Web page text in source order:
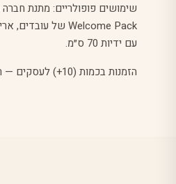
שימושים פופולריים: מתנת חברה
עם ידיות 70 ס״מ.
הזמנות בכמות (10+) לעסקים — ראו